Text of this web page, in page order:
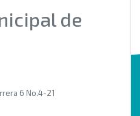
de
6 No.4-21